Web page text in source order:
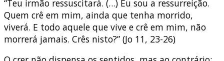
“Teu irmão ressuscitará. (…) Eu sou a ressurreição.
Quem crê em mim, ainda que tenha morrido,
viverá. E todo aquele que vive e crê em mim, não
morrerá jamais. Crês nisto?” (Jo 11, 23-26)